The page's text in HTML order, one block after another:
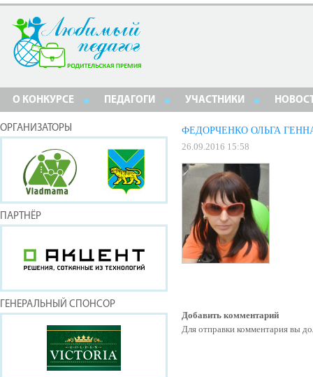
О КОНКУРСЕ ПЕДАГОГИ УЧАСТНИКИ
ОРГАНИЗАТОРЫ
ПАРТНЁР
ГЕНЕРАЛЬНЫЙ СПОНСОР
ФЕДОРЧЕНКО ОЛЬГА
26.09.2016 15:58
Добавить комментарий
Для отправки комментария вы